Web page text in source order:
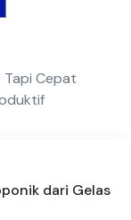
Tapi Cepat
dari Gelas